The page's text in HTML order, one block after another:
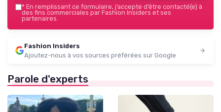
* En remplissant ce formulaire, j’accepte d’être contacté(e) à
des fins commerciales par Fashion Insiders et ses
partenaires.
Fashion Insiders
Ajoutez-nous à vos sources préférées sur Google
Parole d'experts